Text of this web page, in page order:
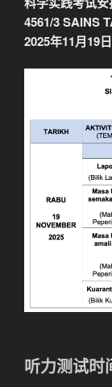
4561/3 SAINS
2025年11月19日
听力测试时